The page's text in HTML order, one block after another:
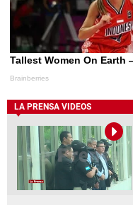
LA PRENSA VIDEOS